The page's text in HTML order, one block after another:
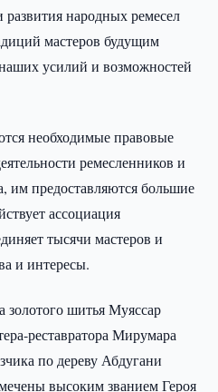
народных ремесел
мастеров будущим
усилий и возможностей
необходимые правовые
ремесленников и
им предоставляются большие
ассоциация
тысячи мастеров и
и интересы.
золотого шитья Муяссар
реставратора Мирумара
по дереву Абдугани
высоким званием Героя